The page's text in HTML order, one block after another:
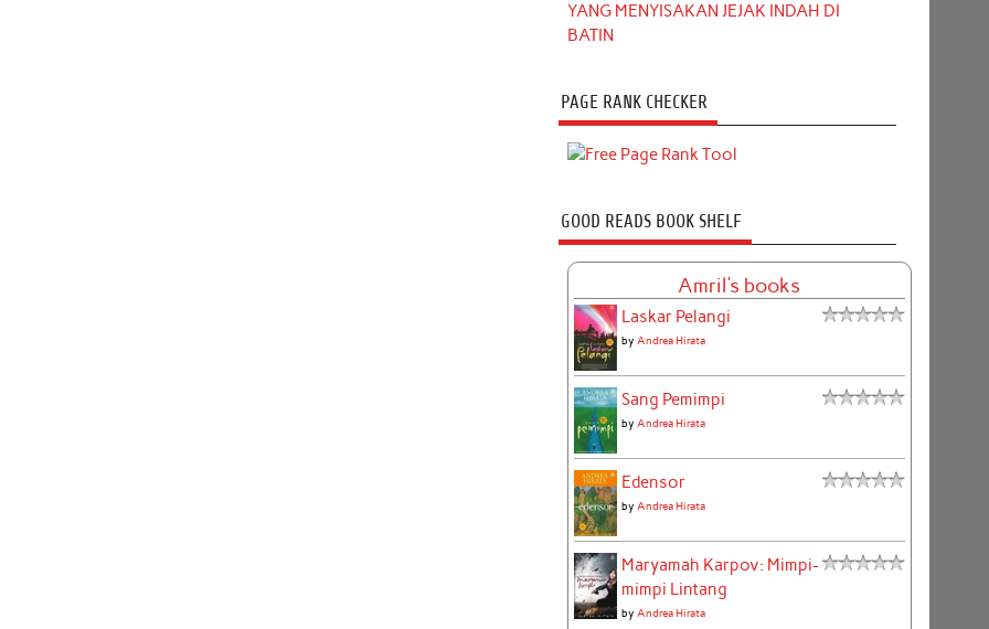
YANG MENYISAKAN JEJAK INDAH DI
BATIN
PAGE RANK CHECKER
GOOD READS BOOK SHELF
Amril's books
Laskar Pelangi
by Andrea Hirata
Sang Pemimpi
by Andrea Hirata
Edensor
by Andrea Hirata
Maryamah Karpov: Mimpi-
mimpi Lintang
by Andrea Hirata